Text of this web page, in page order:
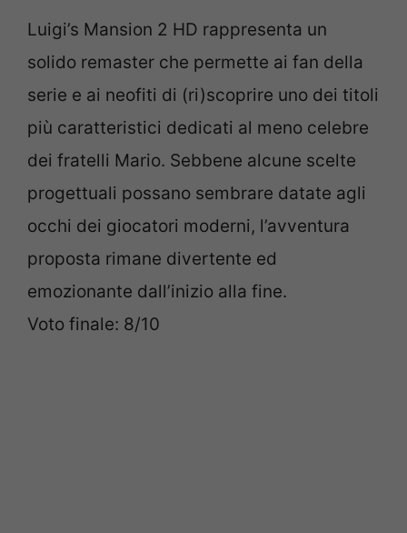
Luigi’s Mansion 2 HD rappresenta un
solido remaster che permette ai fan della
serie e ai neofiti di (ri)scoprire uno dei titoli
più caratteristici dedicati al meno celebre
dei fratelli Mario. Sebbene alcune scelte
progettuali possano sembrare datate agli
occhi dei giocatori moderni, l’avventura
proposta rimane divertente ed
emozionante dall’inizio alla fine.
Voto finale: 8/10